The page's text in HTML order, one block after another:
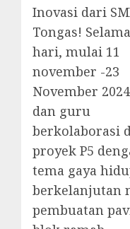
Inovasi dari
Tongas!
hari, mulai 11
november -23
November
dan guru
berkolaborasi
proyek P5
tema gaya
berkelanjutan
pembuatan